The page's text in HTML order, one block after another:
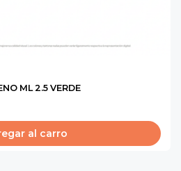
ML 2.5 VERDE
al carro